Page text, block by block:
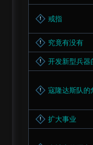
戒指
究竟有没有
开发新型兵器
寇隆达斯队的
扩大事业